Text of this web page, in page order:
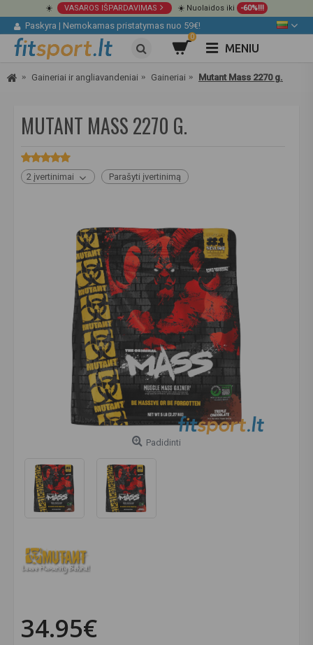
☀️ VASAROS IŠPARDAVIMAS ☀️ Nuolaidos iki -60%!!!
Paskyra | Nemokamas pristatymas nuo 59€!
0
MENIU
Gaineriai ir angliavandeniai Gaineriai Mutant Mass 2270 g.
MUTANT MASS 2270 G.
2 įvertinimai Parašyti įvertinimą
Padidinti
34.95€